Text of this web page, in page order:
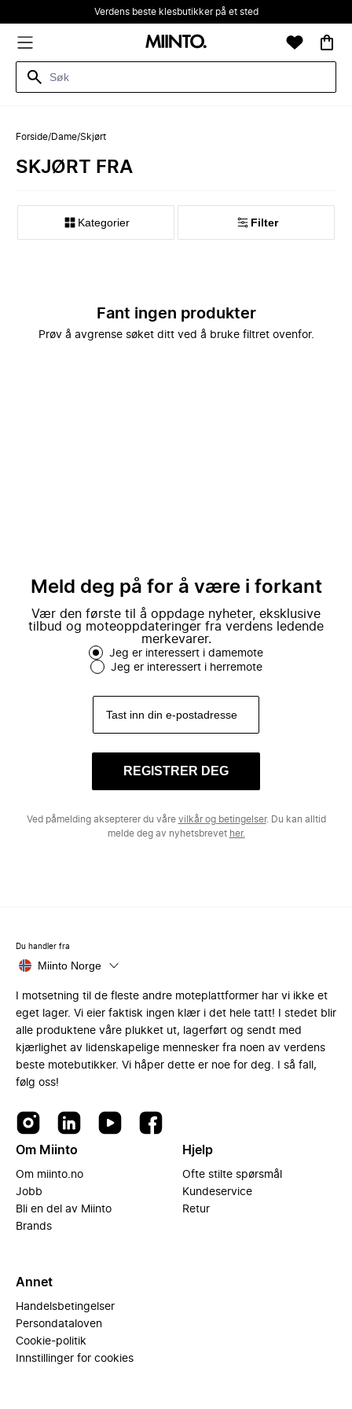
Verdens beste klesbutikker på et sted
Forside/Dame/Skjørt
SKJØRT FRA
Kategorier Filter
Fant ingen produkter
Prøv å avgrense søket ditt ved å bruke filtret ovenfor.
Meld deg på for å være i forkant
Vær den første til å oppdage nyheter, eksklusive
tilbud og moteoppdateringer fra verdens ledende
merkevarer.
Jeg er interessert i damemote
Jeg er interessert i herremote
REGISTRER DEG
Ved påmelding aksepterer du våre vilkår og betingelser. Du kan alltid
melde deg av nyhetsbrevet her.
Du handler fra
Miinto Norge
I motsetning til de fleste andre moteplattformer har vi ikke et
eget lager. Vi eier faktisk ingen klær i det hele tatt! I stedet blir
alle produktene våre plukket ut, lagerført og sendt med
kjærlighet av lidenskapelige mennesker fra noen av verdens
beste motebutikker. Vi håper dette er noe for deg. I så fall,
følg oss!
Om Miinto
Om miinto.no
Jobb
Bli en del av Miinto
Brands
Hjelp
Ofte stilte spørsmål
Kundeservice
Retur
Annet
Handelsbetingelser
Persondataloven
Cookie-politik
Innstillinger for cookies